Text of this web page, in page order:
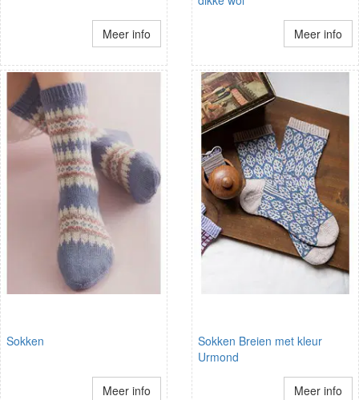
Meer info Meer info
Sokken
Meer info
Sokken Breien met kleur
Urmond
Meer info